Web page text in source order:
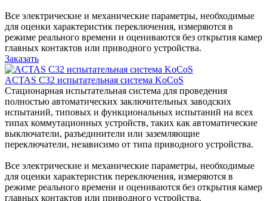
Все электрические и механические параметры, необходимые
для оценки характеристик переключения, измеряются в
режиме реального времени и оцениваются без открытия камер
главных контактов или приводного устройства.
Заказать
ACTAS C32 испытательная система KoCoS
Стационарная испытательная система для проведения
полностью автоматических заключительных заводских
испытаний, типовых и функциональных испытаний на всех
типах коммутационных устройств, таких как автоматические
выключатели, разъединители или заземляющие
переключатели, независимо от типа приводного устройства.
Все электрические и механические параметры, необходимые
для оценки характеристик переключения, измеряются в
режиме реального времени и оцениваются без открытия камер
главных контактов или приводного устройства.